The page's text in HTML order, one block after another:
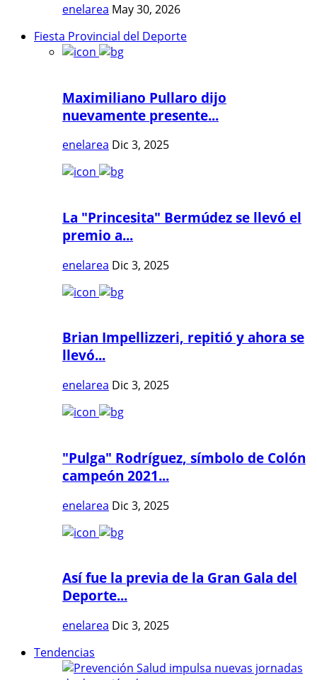
enelarea May 30, 2026
Fiesta Provincial del Deporte
Maximiliano Pullaro dijo
nuevamente presente...
enelarea Dic 3, 2025
La "Princesita" Bermúdez se llevó el
premio a...
enelarea Dic 3, 2025
Brian Impellizzeri, repitió y ahora se
llevó...
enelarea Dic 3, 2025
"Pulga" Rodríguez, símbolo de Colón
campeón 2021...
enelarea Dic 3, 2025
Así fue la previa de la Gran Gala del
Deporte...
enelarea Dic 3, 2025
Tendencias